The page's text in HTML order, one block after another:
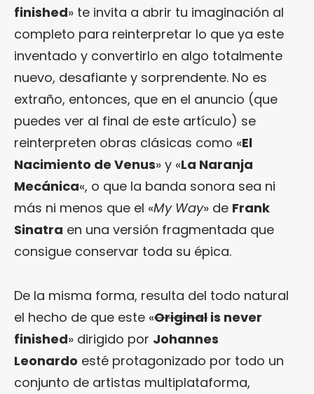
finished» te invita a abrir tu imaginación al
completo para reinterpretar lo que ya este
inventado y convertirlo en algo totalmente
nuevo, desafiante y sorprendente. No es
extraño, entonces, que en el anuncio (que
puedes ver al final de este artículo) se
reinterpreten obras clásicas como «El
Nacimiento de Venus» y «La Naranja
Mecánica«, o que la banda sonora sea ni
más ni menos que el «My Way» de Frank
Sinatra en una versión fragmentada que
consigue conservar toda su épica.
De la misma forma, resulta del todo natural
el hecho de que este «Original is never
finished» dirigido por Johannes
Leonardo esté protagonizado por todo un
conjunto de artistas multiplataforma,